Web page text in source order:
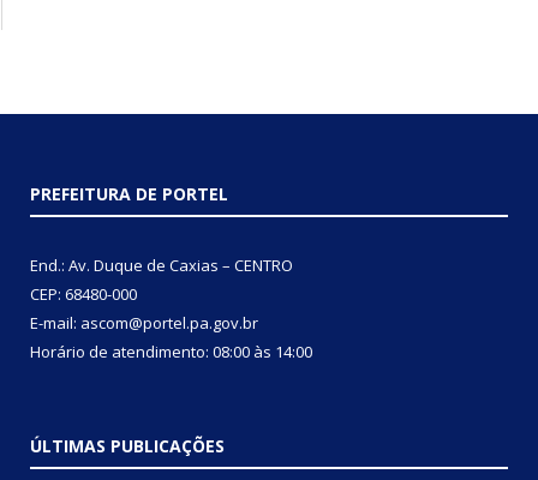
PREFEITURA DE PORTEL
End.: Av. Duque de Caxias – CENTRO
CEP: 68480-000
E-mail: ascom@portel.pa.gov.br
Horário de atendimento: 08:00 às 14:00
ÚLTIMAS PUBLICAÇÕES